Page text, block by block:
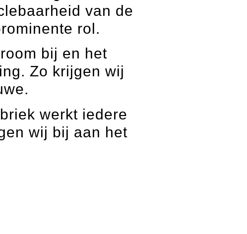
van de
rol.
bij en het
Zo krijgen wij
werkt iedere
wij bij aan het